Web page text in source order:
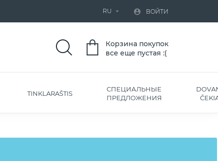
RU   ВОЙТИ
Корзина покупок
все еще пустая :(
TINKLARAŠTIS
СПЕЦИАЛЬНЫЕ
ПРЕДЛОЖЕНИЯ